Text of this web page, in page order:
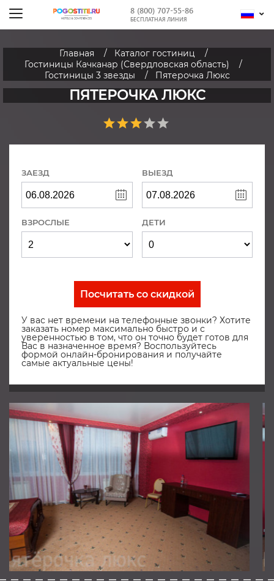
8 (800) 707-55-86
БЕСПЛАТНАЯ ЛИНИЯ
Главная
Каталог гостиниц
Гостиницы Качканар (Свердловская область)
Гостиницы 3 звезды
Пятерочка Люкс
ПЯТЕРОЧКА ЛЮКС
ЗАЕЗД ВЫЕЗД
ВЗРОСЛЫЕ ДЕТИ
Посчитать со скидкой
У вас нет времени на телефонные звонки? Хотите
заказать номер максимально быстро и с
уверенностью в том, что он точно будет готов для
Вас в назначенное время? Воспользуйтесь
формой онлайн-бронирования и получайте
самые актуальные цены!